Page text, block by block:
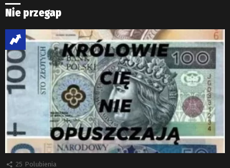
Nie przegap
25 Polubienia